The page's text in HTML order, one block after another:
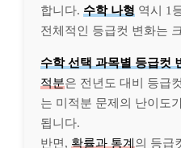
합니다. 수학 나형 역시 1
전체적인 등급컷 변화는
수학 선택 과목별 등급컷
적분은 전년도 대비 등급
는 미적분 문제의 난이도
됩니다.
반면, 확률과 통계의 등급